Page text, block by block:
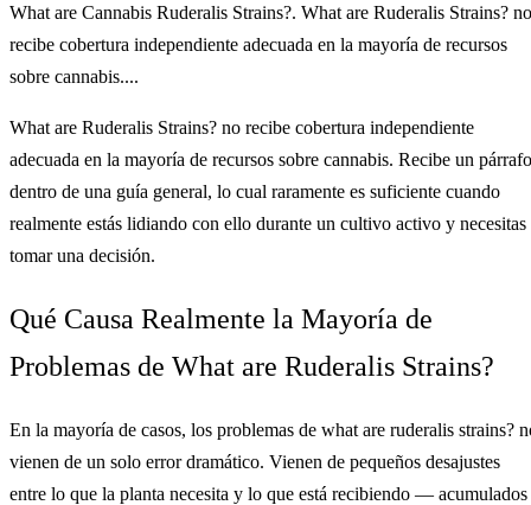
What are Cannabis Ruderalis Strains?. What are Ruderalis Strains? no
recibe cobertura independiente adecuada en la mayoría de recursos
sobre cannabis....
What are Ruderalis Strains? no recibe cobertura independiente
adecuada en la mayoría de recursos sobre cannabis. Recibe un párrafo
dentro de una guía general, lo cual raramente es suficiente cuando
realmente estás lidiando con ello durante un cultivo activo y necesitas
tomar una decisión.
Qué Causa Realmente la Mayoría de
Problemas de What are Ruderalis Strains?
En la mayoría de casos, los problemas de what are ruderalis strains?
vienen de un solo error dramático. Vienen de pequeños desajustes
entre lo que la planta necesita y lo que está recibiendo — acumulados